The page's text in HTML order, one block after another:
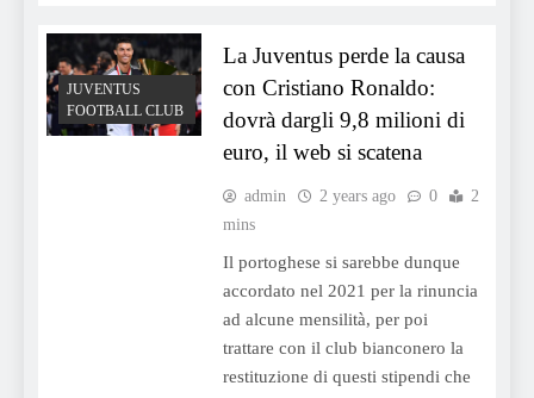
JUVENTUS
FOOTBALL CLUB
La Juventus perde la causa
con Cristiano Ronaldo:
dovrà dargli 9,8 milioni di
euro, il web si scatena
admin 2 years ago 0
2
mins
Il portoghese si sarebbe dunque
accordato nel 2021 per la rinuncia
ad alcune mensilità, per poi
trattare con il club bianconero la
restituzione di questi stipendi che